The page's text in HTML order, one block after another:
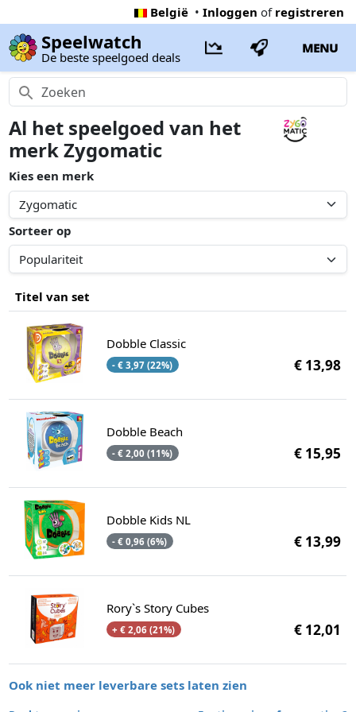
België • Inloggen of registreren
Speelwatch
De beste speelgoed deals
MENU
Al het speelgoed van het
merk Zygomatic
Kies een merk
Sorteer op
Titel van set
Dobble Classic
- € 3,97 (22%) € 13,98
Dobble Beach
- € 2,00 (11%) € 15,95
Dobble Kids NL
- € 0,96 (6%) € 13,99
Rory`s Story Cubes
+ € 2,06 (21%) € 12,01
Ook niet meer leverbare sets laten zien